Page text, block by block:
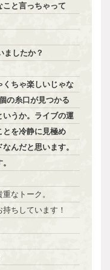
と言っちゃって
したか？
ちゃ楽しいじゃな
の糸口が見つかる
いうか。ライブの運
とを冷静に見極め
んだと思います。
なトーク。
ちしています！